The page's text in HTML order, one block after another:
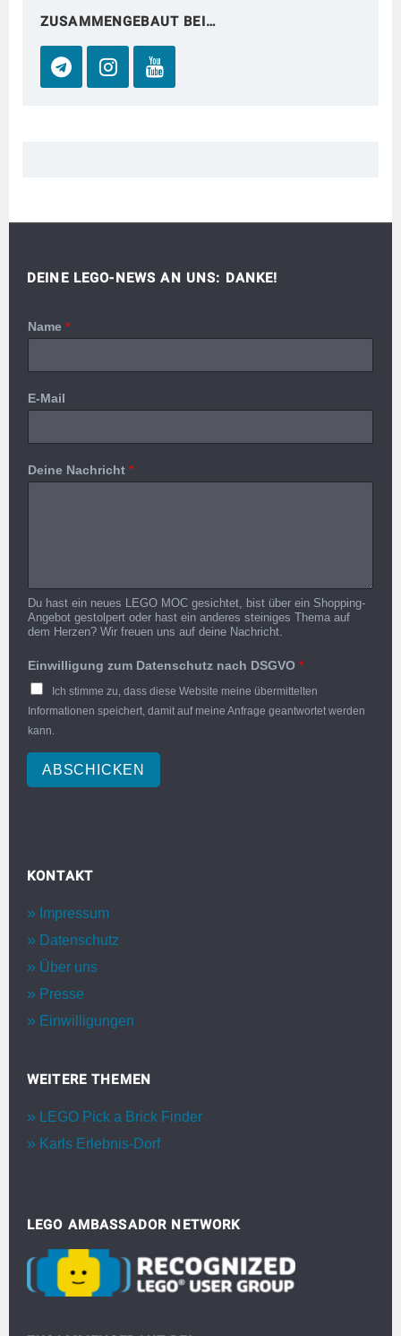
ZUSAMMENGEBAUT BEI…
DEINE LEGO-NEWS AN UNS: DANKE!
Name *
E-Mail
Deine Nachricht *
Du hast ein neues LEGO MOC gesichtet, bist über ein Shopping-
Angebot gestolpert oder hast ein anderes steiniges Thema auf
dem Herzen? Wir freuen uns auf deine Nachricht.
Einwilligung zum Datenschutz nach DSGVO *
Ich stimme zu, dass diese Website meine übermittelten
Informationen speichert, damit auf meine Anfrage geantwortet werden
kann.
ABSCHICKEN
KONTAKT
Impressum
Datenschutz
Über uns
Presse
Einwilligungen
WEITERE THEMEN
LEGO Pick a Brick Finder
Karls Erlebnis-Dorf
LEGO AMBASSADOR NETWORK